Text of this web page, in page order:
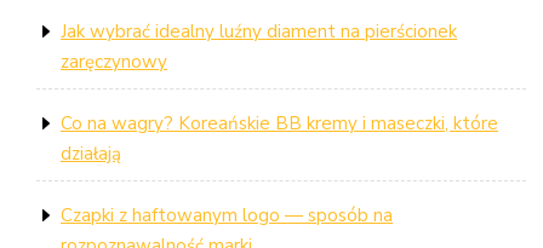
Jak wybrać idealny luźny diament na pierścionek
zaręczynowy
Co na wagry? Koreańskie BB kremy i maseczki, które
działają
Czapki z haftowanym logo — sposób na